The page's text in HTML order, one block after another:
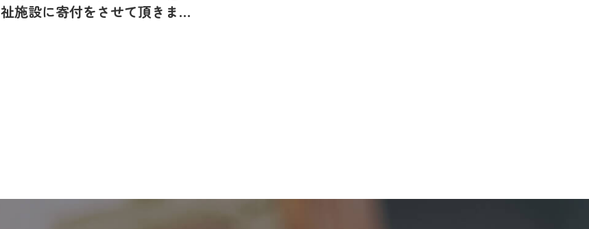
祉施設に寄付をさせて頂きま